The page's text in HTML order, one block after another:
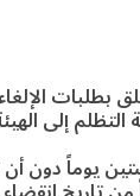
بطلبات
إلى الهيئة
دون أن